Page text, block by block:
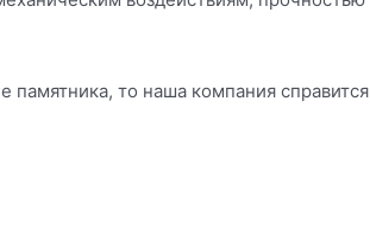
памятника, то наша компания справится